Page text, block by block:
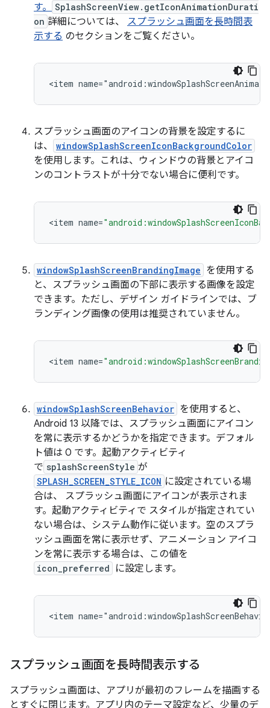
す。
SplashScreenView.getIconAnimationDurati
on 詳細については、 スプラッシュ画面を長時間表
示する のセクションをご覧ください。
スプラッシュ画面のアイコンの背景を設定するに
は、
windowSplashScreenIconBackgroundColor
を使用します。これは、ウィンドウの背景とアイコ
ンのコントラストが十分でない場合に便利です。
<item name=
windowSplashScreenBrandingImage を使用する
と、スプラッシュ画面の下部に表示する画像を設定
できます。ただし、デザイン ガイドラインでは、ブ
ランディング画像の使用は推奨されていません。
<item name=
windowSplashScreenBehavior を使用すると、
Android 13 以降では、スプラッシュ画面にアイコン
を常に表示するかどうかを指定できます。デフォル
ト値は 0 です。起動アクティビティ
で splashScreenStyle が
SPLASH_SCREEN_STYLE_ICON に設定されている場
合は、 スプラッシュ画面にアイコンが表示されま
す。起動アクティビティで スタイルが指定されてい
ない場合は、システム動作に従います。空のスプラ
ッシュ画面を常に表示せず、アニメーション アイコ
ンを常に表示する場合は、この値を
icon_preferred に設定します。
スプラッシュ画面を長時間表示する
スプラッシュ画面は、アプリが最初のフレームを描画する
とすぐに閉じます。アプリ内のテーマ設定など、少量のデ